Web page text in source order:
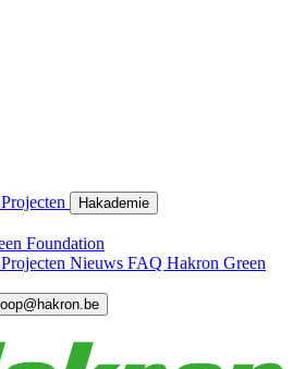
Projecten Hakademie
Foundation
Projecten Nieuws FAQ Hakron Green